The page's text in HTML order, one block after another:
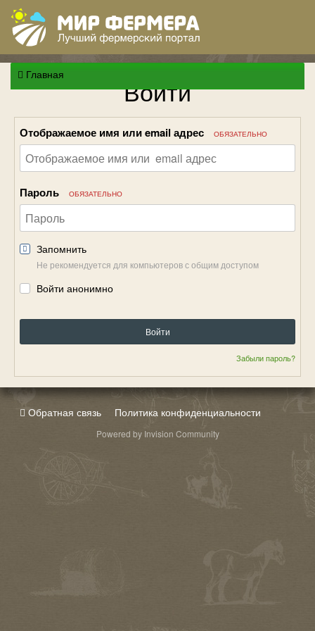
Главная Войти
Отображаемое имя или email адрес ОБЯЗАТЕЛЬНО
Пароль ОБЯЗАТЕЛЬНО
Запомнить
Не рекомендуется для компьютеров с общим доступом
Войти анонимно
Войти
Забыли пароль?
Обратная связь Политика конфиденциальности
Powered by Invision Community